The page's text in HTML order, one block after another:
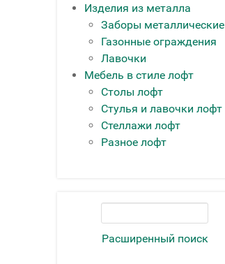
Изделия из металла
Заборы металлические
Газонные ограждения
Лавочки
Мебель в стиле лофт
Столы лофт
Стулья и лавочки лофт
Стеллажи лофт
Разное лофт
Расширенный поиск